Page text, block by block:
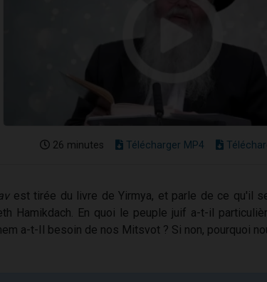
26 minutes Télécharger MP4
est tirée du livre de Yirmya, et parle de ce qu'il
Hamikdach. En quoi le peuple juif a-t-il
a-t-Il besoin de nos Mitsvot ? Si non, pourquoi